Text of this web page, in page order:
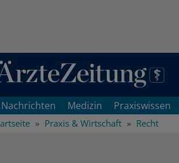
zum Inhaltsbereich
Nachrichten Medizin Praxiswissen
Praxis & Wirtschaft Recht